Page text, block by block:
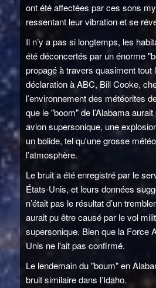
ont été affectées par ces sons
ressentant leur vibration et se
Il n’y a pas si longtemps, les
été déconcertés par un énorme
propagé à travers quasiment tout
déclaration à ABC, Bill Cooke,
l’environnement des météorites
que le "boom" de l’Alabama
avion supersonique, une
un bolide, tel qu'une grosse
l’atmosphère.
Le bruit a été enregistré par le
États-Unis, et leurs données
n’était pas le résultat d’un
aurait pu être causé par le vol
supersonique. Bien que la Force
Unis ne l'ait pas confirmé.
Le lendemain du "boum" en
bruit similaire dans l’Idaho.